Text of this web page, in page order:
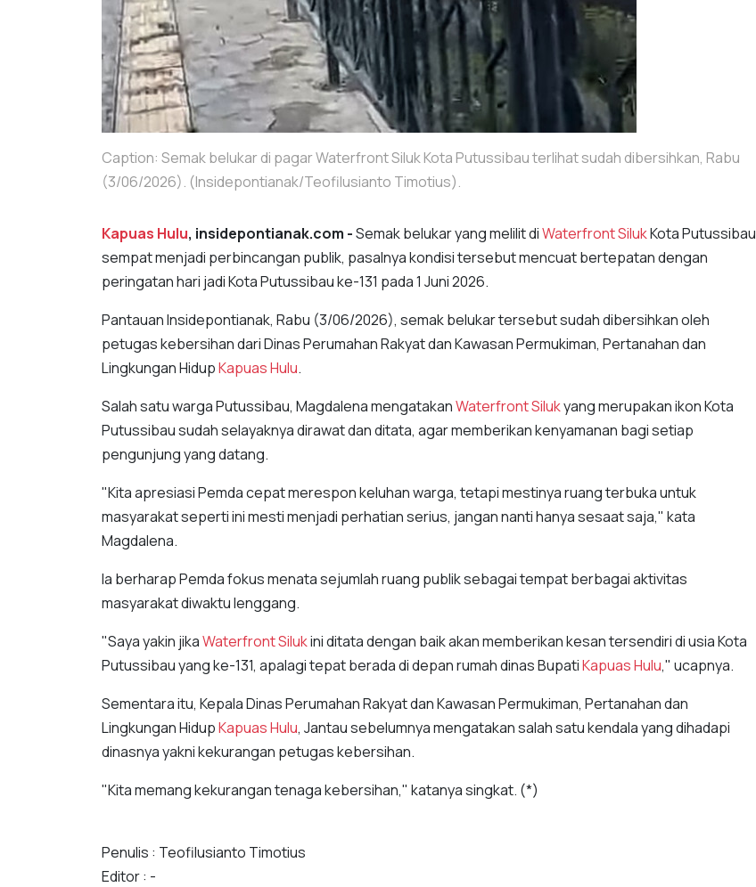
Caption: Semak belukar di pagar Waterfront Siluk Kota Putussibau terlihat sudah dibersihkan, Rabu
(3/06/2026). (Insidepontianak/Teofilusianto Timotius).
Kapuas Hulu, insidepontianak.com -Semak belukar yang melilit diWaterfront SilukKota Putussibau
sempat menjadi perbincangan publik, pasalnya kondisi tersebut mencuat bertepatan dengan
peringatan hari jadi Kota Putussibau ke-131 pada 1 Juni 2026.
Pantauan Insidepontianak, Rabu (3/06/2026), semak belukar tersebut sudah dibersihkan oleh
petugas kebersihan dari Dinas Perumahan Rakyat dan Kawasan Permukiman, Pertanahan dan
Lingkungan HidupKapuas Hulu.
Salah satu warga Putussibau, Magdalena mengatakanWaterfront Silukyang merupakan ikon Kota
Putussibau sudah selayaknya dirawat dan ditata, agar memberikan kenyamanan bagi setiap
pengunjung yang datang.
"Kita apresiasi Pemda cepat merespon keluhan warga, tetapi mestinya ruang terbuka untuk
masyarakat seperti ini mesti menjadi perhatian serius, jangan nanti hanya sesaat saja," kata
Magdalena.
Ia berharap Pemda fokus menata sejumlah ruang publik sebagai tempat berbagai aktivitas
masyarakat diwaktu lenggang.
"Saya yakin jikaWaterfront Silukini ditata dengan baik akan memberikan kesan tersendiri di usia Kota
Putussibau yang ke-131, apalagi tepat berada di depan rumah dinas BupatiKapuas Hulu," ucapnya.
Sementara itu, Kepala Dinas Perumahan Rakyat dan Kawasan Permukiman, Pertanahan dan
Lingkungan HidupKapuas Hulu, Jantau sebelumnya mengatakan salah satu kendala yang dihadapi
dinasnya yakni kekurangan petugas kebersihan.
"Kita memang kekurangan tenaga kebersihan," katanya singkat. (*)
Penulis : Teofilusianto Timotius
Editor : -